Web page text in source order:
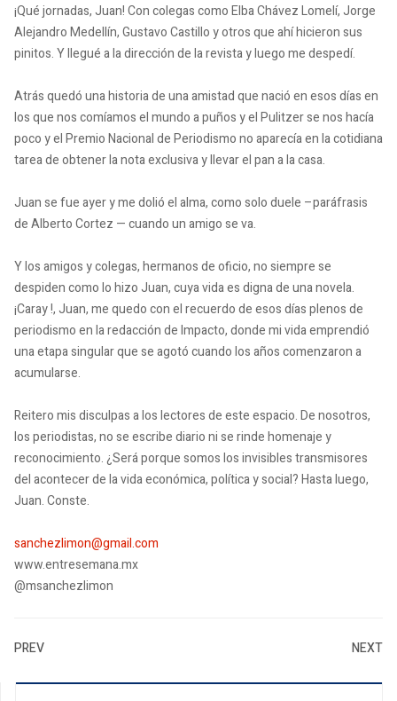
¡Qué jornadas, Juan!Con colegas como Elba Chávez Lomelí, Jorge
Alejandro Medellín, Gustavo Castillo y otros que ahí hicieron sus
pinitos.Y llegué a la dirección de la revista y luego me despedí.
Atrás quedó una historia de una amistad que nació en esos días en
los que nos comíamos el mundo a puños y el Pulitzer se nos hacía
poco y el Premio Nacional de Periodismo no aparecía en la cotidiana
tarea de obtener la nota exclusiva y llevar el pan a la casa.
Juan se fue ayer y me dolió el alma, como solo duele –paráfrasis
de Alberto Cortez — cuando un amigo se va.
Y los amigos y colegas, hermanos de oficio, no siempre se
despiden como lo hizo Juan, cuya vida es digna de una novela.
¡Caray !, Juan, me quedo con el recuerdo de esos días plenos de
periodismo en la redacción de Impacto, donde mi vida emprendió
una etapa singular que se agotó cuando los años comenzaron a
acumularse.
Reitero mis disculpas a los lectores de este espacio.De nosotros,
los periodistas, no se escribe diario ni se rinde homenaje y
reconocimiento.¿Será porque somos los invisibles transmisores
del acontecer de la vida económica, política y social?Hasta luego,
Juan.Conste.
sanchezlimon@gmail.com
www.entresemana.mx
@msanchezlimon
PREV NEXT